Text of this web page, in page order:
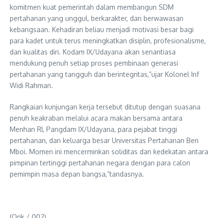
komitmen kuat pemerintah dalam membangun SDM
pertahanan yang unggul, berkarakter, dan berwawasan
kebangsaan. Kehadiran beliau menjadi motivasi besar bagi
para kadet untuk terus meningkatkan disiplin, profesionalisme,
dan kualitas diri. Kodam IX/Udayana akan senantiasa
mendukung penuh setiap proses pembinaan generasi
pertahanan yang tangguh dan berintegritas,”ujar Kolonel Inf
Widi Rahman.
Rangkaian kunjungan kerja tersebut ditutup dengan suasana
penuh keakraban melalui acara makan bersama antara
Menhan RI, Pangdam IX/Udayana, para pejabat tinggi
pertahanan, dan keluarga besar Universitas Pertahanan Ben
Mboi. Momen ini mencerminkan soliditas dan kedekatan antara
pimpinan tertinggi pertahanan negara dengan para calon
pemimpin masa depan bangsa,”tandasnya.